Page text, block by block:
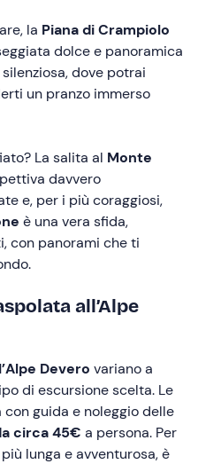
la Piana di Crampiolo
dolce e panoramica
dove potrai
un pranzo immerso
La salita al Monte
davvero
e, per i più coraggiosi,
è una vera sfida,
con panorami che ti
all’Alpe
Devero variano a
di escursione scelta. Le
guida e noleggio delle
circa 45€ a persona. Per
lunga e avventurosa, è